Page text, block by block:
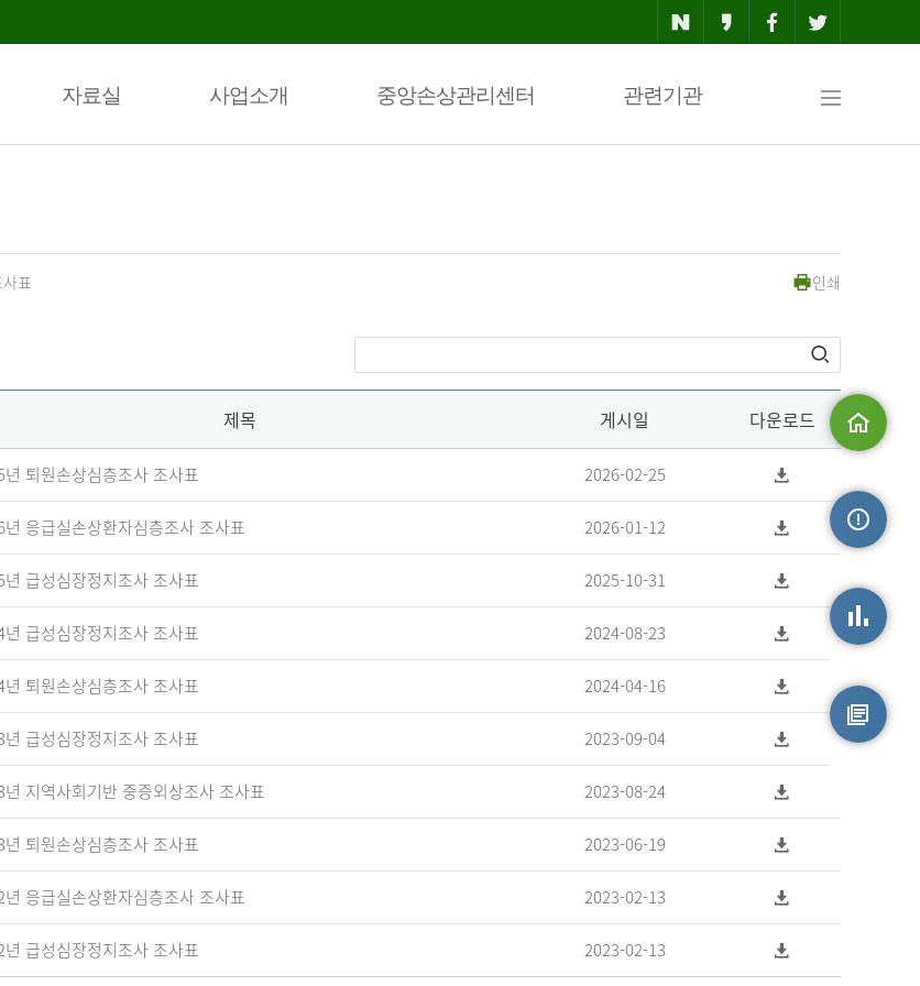
자료실 사업소개 중앙손상관리센터 관련기관
맵
사표 인쇄
제목 게시일 다운로드
퇴원손상심층조사 조사표 2026-02-25
응급실손상환자심층조사 조사표 2026-01-12
급성심장정지조사 조사표 2025-10-31
급성심장정지조사 조사표 2024-08-23
퇴원손상심층조사 조사표 2024-04-16
급성심장정지조사 조사표 2023-09-04
지역사회기반 중증외상조사 조사표 2023-08-24
퇴원손상심층조사 조사표 2023-06-19
응급실손상환자심층조사 조사표 2023-02-13
급성심장정지조사 조사표 2023-02-13